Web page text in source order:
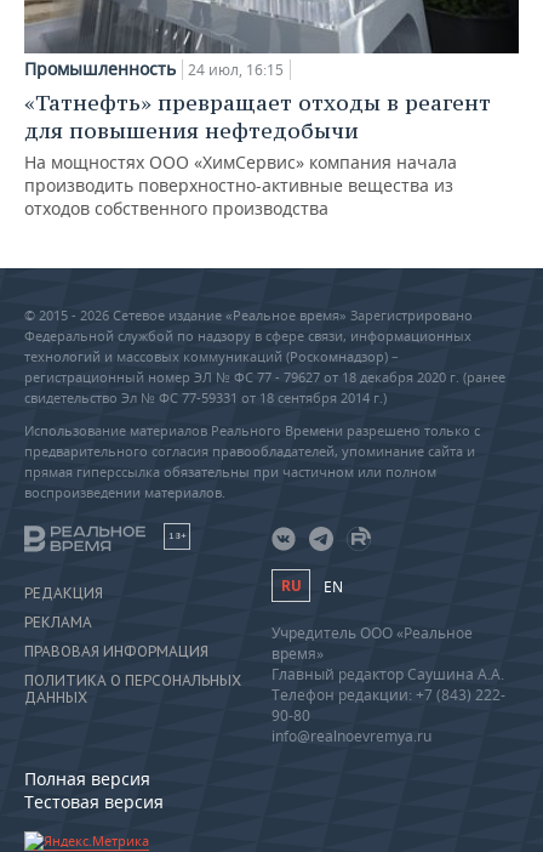
Промышленность 24 июл, 16:15
«Татнефть» превращает отходы в реагент
для повышения нефтедобычи
На мощностях ООО «ХимСервис» компания начала
производить поверхностно-активные вещества из
отходов собственного производства
© 2015 - 2026 Сетевое издание «Реальное время» Зарегистрировано
Федеральной службой по надзору в сфере связи, информационных
технологий и массовых коммуникаций (Роскомнадзор) –
регистрационный номер ЭЛ № ФС 77 - 79627 от 18 декабря 2020 г. (ранее
свидетельство Эл № ФС 77-59331 от 18 сентября 2014 г.)
Использование материалов Реального Времени разрешено только с
предварительного согласия правообладателей, упоминание сайта и
прямая гиперссылка обязательны при частичном или полном
воспроизведении материалов.
18+
РЕДАКЦИЯ
РЕКЛАМА
ПРАВОВАЯ ИНФОРМАЦИЯ
ПОЛИТИКА О ПЕРСОНАЛЬНЫХ
ДАННЫХ
Полная версия
Тестовая версия
RU EN
Учредитель ООО «Реальное
время»
Главный редактор Саушина А.А.
Телефон редакции: +7 (843) 222-
90-80
info@realnoevremya.ru